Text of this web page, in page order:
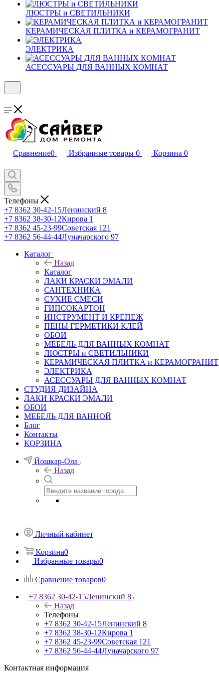
ЛЮСТРЫ и СВЕТИЛЬНИКИ
КЕРАМИЧЕСКАЯ ПЛИТКА и КЕРАМОГРАНИТ
ЭЛЕКТРИКА
АСЕССУАРЫ ДЛЯ ВАННЫХ КОМНАТ
Сравнение0 Избранные товары 0 Корзина 0
Телефоны
+7 8362 30-42-15Ленинский 8
+7 8362 38-30-12Кирова 1
+7 8362 45-23-99Советская 121
+7 8362 56-44-44Луначарского 97
Каталог
Назад
Каталог
ЛАКИ КРАСКИ ЭМАЛИ
САНТЕХНИКА
СУХИЕ СМЕСИ
ГИПСОКАРТОН
ИНСТРУМЕНТ И КРЕПЕЖ
ПЕНЫ ГЕРМЕТИКИ КЛЕЙ
ОБОИ
МЕБЕЛЬ ДЛЯ ВАННЫХ КОМНАТ
ЛЮСТРЫ и СВЕТИЛЬНИКИ
КЕРАМИЧЕСКАЯ ПЛИТКА и КЕРАМОГРАНИТ
ЭЛЕКТРИКА
АСЕССУАРЫ ДЛЯ ВАННЫХ КОМНАТ
СТУДИЯ ДИЗАЙНА
ЛАКИ КРАСКИ ЭМАЛИ
ОБОИ
МЕБЕЛЬ ДЛЯ ВАННОЙ
Блог
Контакты
КОРЗИНА
Йошкар-Ола
Назад
Личный кабинет
Корзина0
Избранные товары0
Сравнение товаров0
+7 8362 30-42-15Ленинский 8
Назад
Телефоны
+7 8362 30-42-15Ленинский 8
+7 8362 38-30-12Кирова 1
+7 8362 45-23-99Советская 121
+7 8362 56-44-44Луначарского 97
Контактная информация